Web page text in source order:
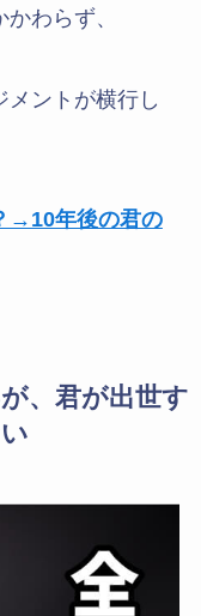
わらず、
ントが横行し
→10年後の君の
、君が出世す